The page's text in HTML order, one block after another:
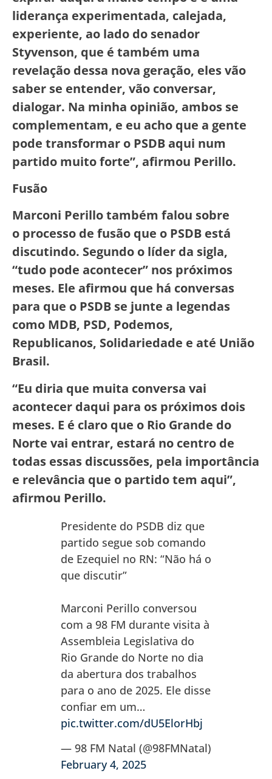
liderança experimentada, calejada,
experiente, ao lado do senador
Styvenson, que é também uma
revelação dessa nova geração, eles vão
saber se entender, vão conversar,
dialogar. Na minha opinião, ambos se
complementam, e eu acho que a gente
pode transformar o PSDB aqui num
partido muito forte”, afirmou Perillo.
Fusão
Marconi Perillo também falou sobre
o processo de fusão que o PSDB está
discutindo. Segundo o líder da sigla,
“tudo pode acontecer” nos próximos
meses. Ele afirmou que há conversas
para que o PSDB se junte a legendas
como MDB, PSD, Podemos,
Republicanos, Solidariedade e até União
Brasil.
“Eu diria que muita conversa vai
acontecer daqui para os próximos dois
meses. E é claro que o Rio Grande do
Norte vai entrar, estará no centro de
todas essas discussões, pela importância
e relevância que o partido tem aqui”,
afirmou Perillo.
Presidente do PSDB diz que
partido segue sob comando
de Ezequiel no RN: “Não há o
que discutir”
Marconi Perillo conversou
com a 98 FM durante visita à
Assembleia Legislativa do
Rio Grande do Norte no dia
da abertura dos trabalhos
para o ano de 2025. Ele disse
confiar em um…
pic.twitter.com/dU5ElorHbj
— 98 FM Natal (@98FMNatal)
February 4, 2025